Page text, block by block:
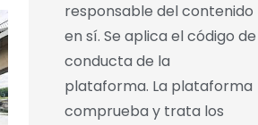
responsable del contenido
en sí. Se aplica el código de
conducta de la
plataforma. La plataforma
comprueba y trata los